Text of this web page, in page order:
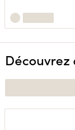
Découvrez